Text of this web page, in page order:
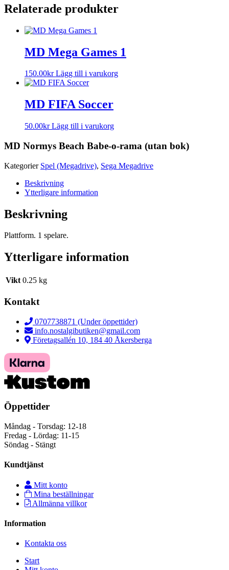
Relaterade produkter
MD Mega Games 1
150.00kr Lägg till i varukorg
MD FIFA Soccer
50.00kr Lägg till i varukorg
MD Normys Beach Babe-o-rama (utan bok)
Kategorier Spel (Megadrive), Sega Megadrive
Beskrivning
Ytterligare information
Beskrivning
Plattform. 1 spelare.
Ytterligare information
Vikt 0.25 kg
Kontakt
0707738871 (Under öppettider)
info.nostalgibutiken@gmail.com
Företagsallén 10, 184 40 Åkersberga
Öppettider
Måndag - Torsdag: 12-18
Fredag - Lördag: 11-15
Söndag - Stängt
Kundtjänst
Mitt konto
Mina beställningar
Allmänna villkor
Information
Kontakta oss
Start